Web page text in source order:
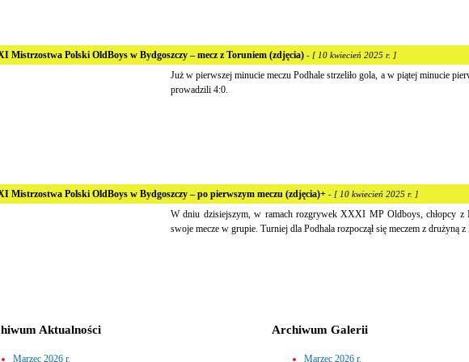
Mistrzostwa Polski OldBoys w Bydgoszczy – mecz z Toruniem (zdjęcia) - [ 10 kwiecień 2025 r. ]
Już w pierwszej minucie meczu Podhale strzeliło gola, a w piątej minucie
prowadzili 4:0.
Mistrzostwa Polski OldBoys w Bydgoszczy – po pierwszym meczu (zdjęcia)+ - [ 10 kwiecień 2025 r. ]
W dniu dzisiejszym, w ramach rozgrywek XXXI MP Oldboys, chłopcy z
swoje mecze w grupie. Turniej dla Podhala rozpoczął się meczem z drużyną
Aktualności
Marzec 2026 r.
Archiwum Galerii
Marzec 2026 r.